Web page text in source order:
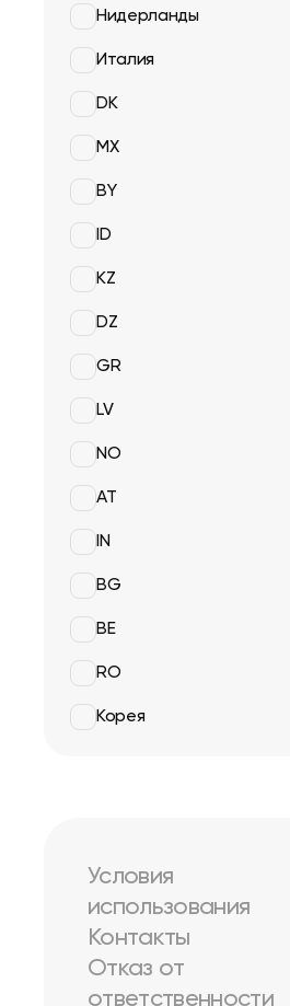
Нидерланды
Италия
DK
MX
BY
ID
KZ
DZ
GR
LV
NO
AT
IN
BG
BE
RO
Корея
Условия
использования
Контакты
Отказ от
ответственности